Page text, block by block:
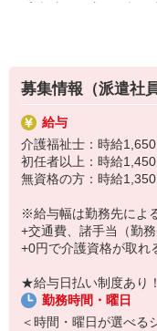
・ 高齢者の見守りや話
・ 食事やお手洗い、入
など、高齢者の生活のサ
<未経験の方も安心>
まず、肩の力を抜いて
介護資格を持ったコー
ますので安心です。
今までの経験を活かし
ましょう！
自分では言いづらい、給
募集情報（派遣社
給与
介護福祉士：時給
初任者以上：時給
無資格の方：時給
※給与幅は勤務先によ
+交通費、諸手当（勤務
+0円で介護資格が取れ
★給与日払い制度あり！
勤務時間・曜日
＜時間・曜日が選べる